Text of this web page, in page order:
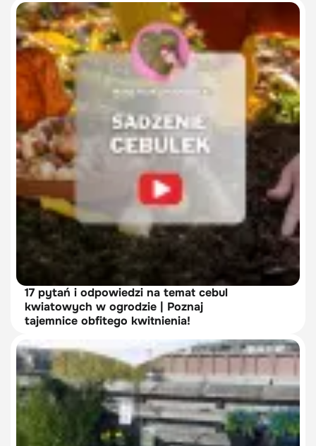
17 pytań i odpowiedzi na temat cebul
kwiatowych w ogrodzie | Poznaj
tajemnice obfitego kwitnienia!